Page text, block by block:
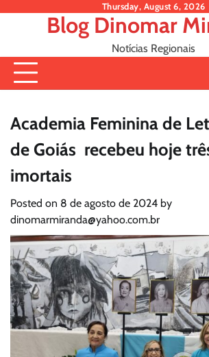
Thursday, August 6, 2026
Blog Dinomar
Notícias Regionais
Academia Feminina de
de Goiás recebeu hoje
imortais
Posted on 8 de agosto de 2024 by
dinomarmiranda@yahoo.com.br